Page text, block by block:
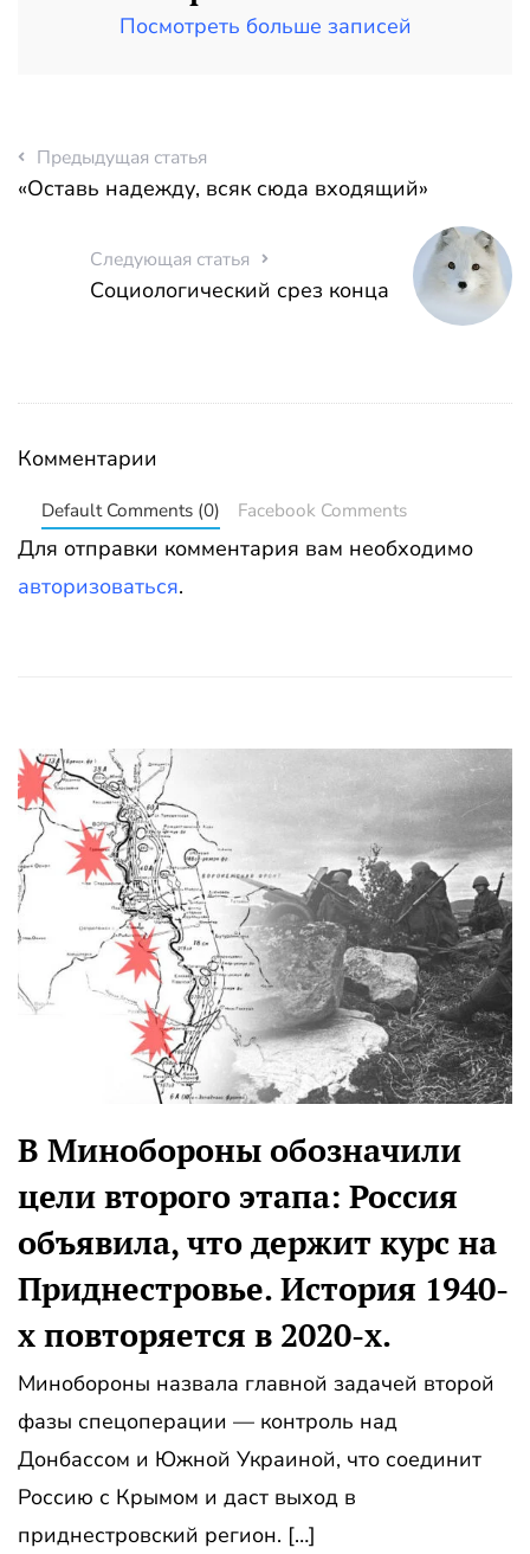
Посмотреть больше записей
Предыдущая статья
«Оставь надежду, всяк сюда входящий»
Следующая статья
Социологический срез конца
Комментарии
Default Comments (0) Facebook Comments
Для отправки комментария вам необходимо
авторизоваться.
В Минобороны обозначили
цели второго этапа: Россия
объявила, что держит курс на
Приднестровье. История 1940-
х повторяется в 2020-х.
Минобороны назвала главной задачей второй
фазы спецоперации — контроль над
Донбассом и Южной Украиной, что соединит
Россию с Крымом и даст выход в
приднестровский регион. […]